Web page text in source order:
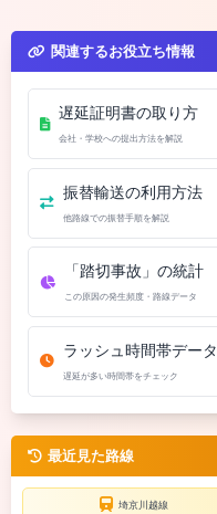
関連するお役立ち情報
遅延証明書の取り方
会社・学校への提出方法を解説
振替輸送の利用方法
他路線での振替手順を解説
「踏切事故」の統計
この原因の発生頻度・路線データ
ラッシュ時間帯データ
遅延が多い時間帯をチェック
最近見た路線
埼京川越線